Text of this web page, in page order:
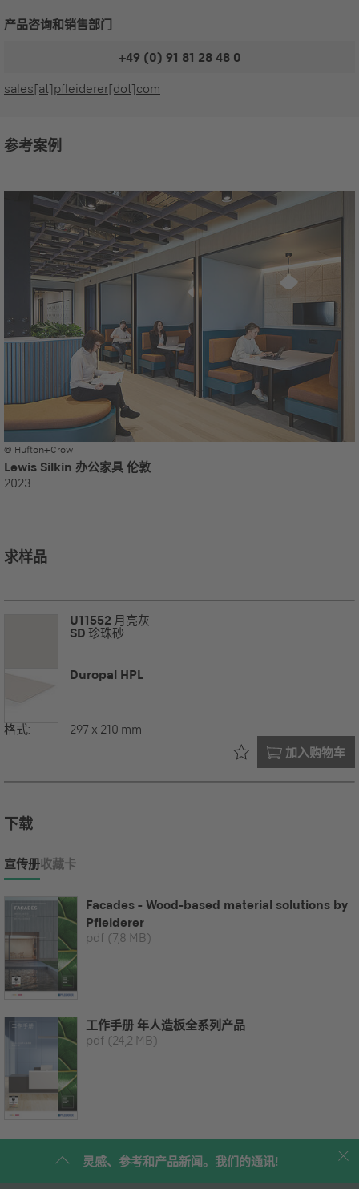
产品咨询和销售部门
+49 (0) 91 81 28 48 0
sales[at]pfleiderer[dot]com
参考案例
© Hufton+Crow
Lewis Silkin 办公家具 伦敦
2023
求样品
U11552 月亮灰
SD 珍珠砂
Duropal HPL
格式: 297 x 210 mm
加入购物车
已在您的
下载
宣传册收藏卡
Facades - Wood-based material solutions by
Pfleiderer
pdf (7,8 MB)
工作手册 年人造板全系列产品
pdf (24,2 MB)
灵感、参考和产品新闻。我们的通讯!